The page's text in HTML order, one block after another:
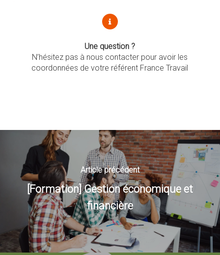
Une question ?
N’hésitez pas à nous contacter pour avoir les
coordonnées de votre référent France Travail
Article précédent
[Formation] Gestion économique et
financière